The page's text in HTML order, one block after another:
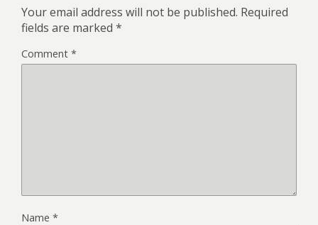
Your email address will not be published. Required
fields are marked *
Comment *
Name *